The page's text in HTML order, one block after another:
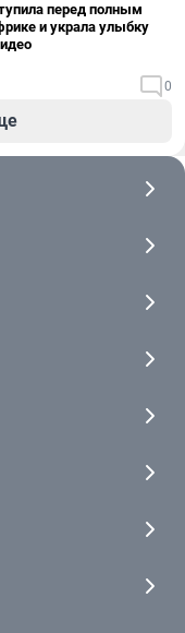
перед полным
и украла улыбку
0